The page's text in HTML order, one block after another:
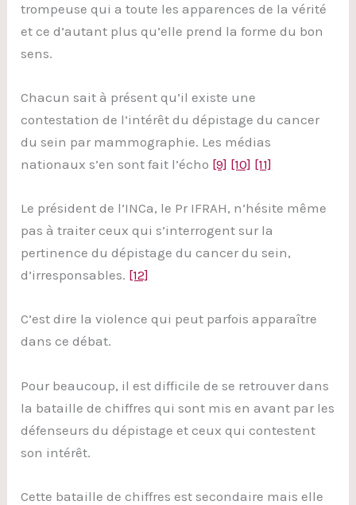
trompeuse qui a toute les apparences de la vérité
et ce d’autant plus qu’elle prend la forme du bon
sens.
Chacun sait à présent qu’il existe une
contestation de l’intérêt du dépistage du cancer
du sein par mammographie. Les médias
nationaux s’en sont fait l’écho [9] [10] [11]
Le président de l’INCa, le Pr IFRAH, n’hésite même
pas à traiter ceux qui s’interrogent sur la
pertinence du dépistage du cancer du sein,
d’irresponsables. [12]
C’est dire la violence qui peut parfois apparaître
dans ce débat.
Pour beaucoup, il est difficile de se retrouver dans
la bataille de chiffres qui sont mis en avant par les
défenseurs du dépistage et ceux qui contestent
son intérêt.
Cette bataille de chiffres est secondaire mais elle